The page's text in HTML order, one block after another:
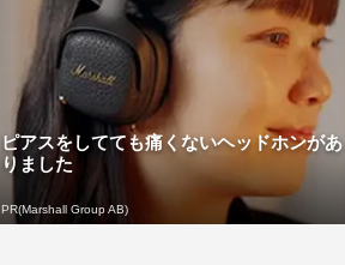
ピアスをしてても痛くないヘッドホンがあ
りました
PR(Marshall Group AB)